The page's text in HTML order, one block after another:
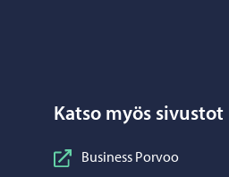
Katso myös sivustot
Business Porvoo